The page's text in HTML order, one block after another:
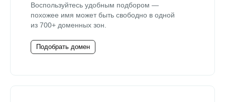
Воспользуйтесь удобным подбором —
похожее имя может быть свободно в одной
из 700+ доменных зон.
Подобрать домен